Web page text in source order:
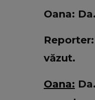
Oana:
văzut.
Oana: